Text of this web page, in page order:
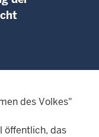
des Volkes"
öffentlich, das